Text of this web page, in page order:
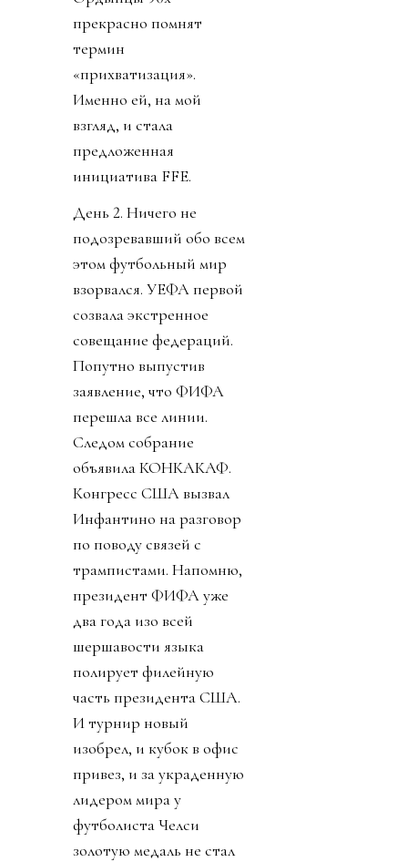
прекрасно помнят
термин
«прихватизация».
Именно ей, на мой
взгляд, и стала
предложенная
инициатива FFE.
День 2. Ничего не
подозревавший обо всем
этом футбольный мир
взорвался. УЕФА первой
созвала экстренное
совещание федераций.
Попутно выпустив
заявление, что ФИФА
перешла все линии.
Следом собрание
объявила КОНКАКАФ.
Конгресс США вызвал
Инфантино на разговор
по поводу связей с
трампистами. Напомню,
президент ФИФА уже
два года изо всей
шершавости языка
полирует филейную
часть президента США.
И турнир новый
изобрел, и кубок в офис
привез, и за украденную
лидером мира у
футболиста Челси
золотую медаль не стал